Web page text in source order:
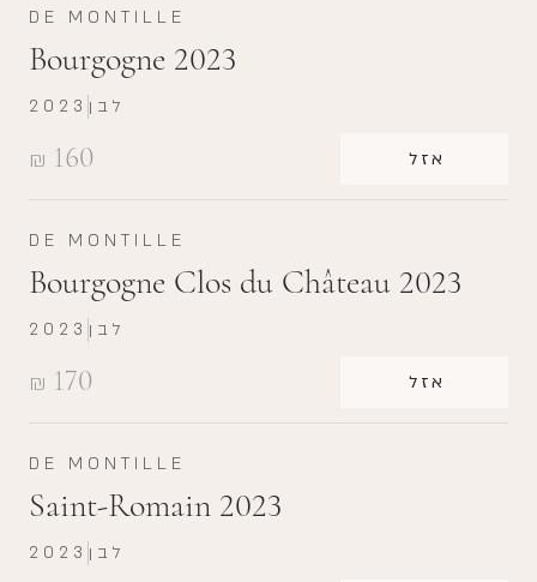
DE MONTILLE
Bourgogne 2023
₪ 160 אזל
2023 לבן
DE MONTILLE
Bourgogne Clos du Château 2023
₪ 170 אזל
2023 לבן
DE MONTILLE
Saint-Romain 2023
2023 לבן